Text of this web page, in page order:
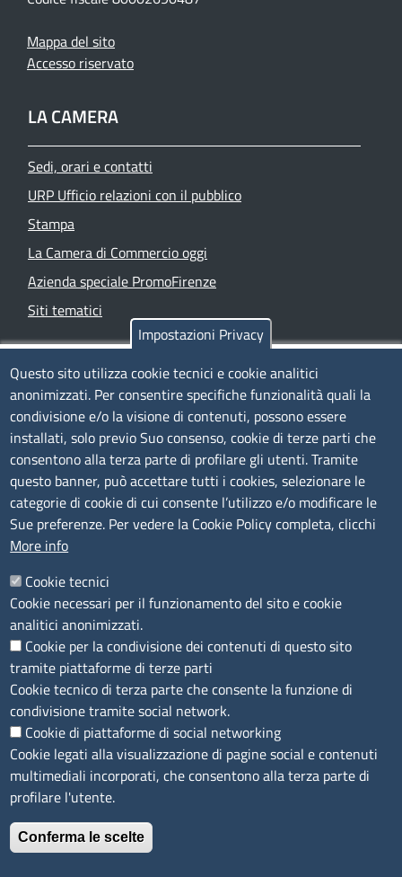
Mappa del sito
Accesso riservato
LA CAMERA
Sedi, orari e contatti
URP Ufficio relazioni con il pubblico
Stampa
La Camera di Commercio oggi
Azienda speciale PromoFirenze
Siti tematici
TRASPARENZA
Albo Online
Amministrazione trasparente
Bandi e concorsi
Segnalazioni Whistleblowing
Accessibilità
IBAN e pagamenti informatici
Informative privacy e cookie
Verifiche PA
Attuazione misure PNRR
Modulistica
SEGUICI SU
Impostazioni Privacy
Questo sito utilizza cookie tecnici e cookie analitici
anonimizzati. Per consentire specifiche funzionalità quali la
condivisione e/o la visione di contenuti, possono essere
installati, solo previo Suo consenso, cookie di terze parti che
consentono alla terza parte di profilare gli utenti. Tramite
questo banner, può accettare tutti i cookies, selezionare le
categorie di cookie di cui consente l’utilizzo e/o modificare le
Sue preferenze. Per vedere la Cookie Policy completa, clicchi
More info
Cookie tecnici
Cookie necessari per il funzionamento del sito e cookie
analitici anonimizzati.
Cookie per la condivisione dei contenuti di questo sito
tramite piattaforme di terze parti
Cookie tecnico di terza parte che consente la funzione di
condivisione tramite social network.
Cookie di piattaforme di social networking
Cookie legati alla visualizzazione di pagine social e contenuti
multimediali incorporati, che consentono alla terza parte di
profilare l'utente.
Conferma le scelte